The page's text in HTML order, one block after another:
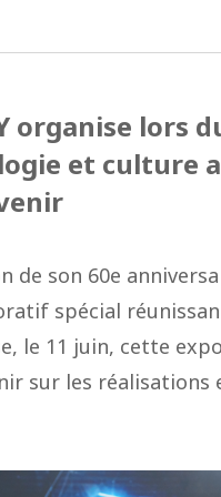
organise lors
et culture
de son 60e
spécial
le 11 juin, cette
sur les réalisations